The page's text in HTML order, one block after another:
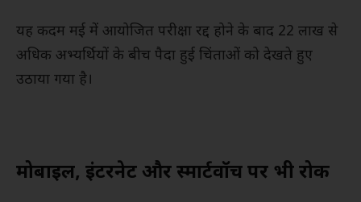
यह कदम मई में आयोजित परीक्षा रद्द होने के बाद 22 लाख से
अधिक अभ्यर्थियों के बीच पैदा हुई चिंताओं को देखते हुए
उठाया गया है।
मोबाइल, इंटरनेट और स्मार्टवॉच पर भी रोक